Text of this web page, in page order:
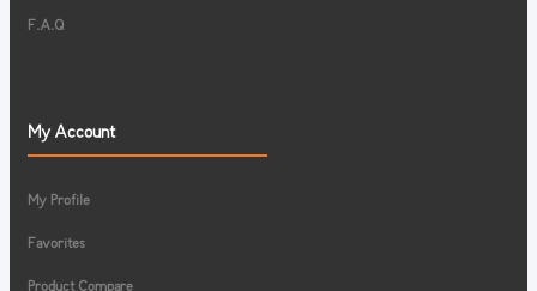
F.A.Q
My Account
My Profile
Favorites
Product Compare